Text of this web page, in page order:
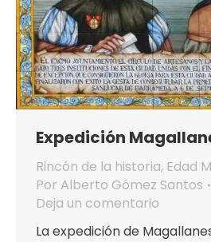
Expedición
Rincón de la historia, Edad
Por Alberto Gómez Santos
Deja un comentario
La expedición de